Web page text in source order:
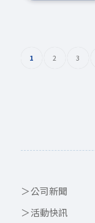
1 2 3
公司新聞
活動快訊